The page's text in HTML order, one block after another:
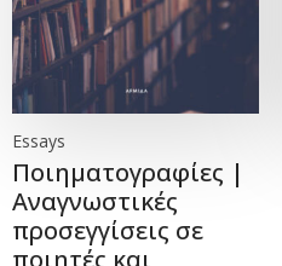
Essays
Ποιηματογραφίες |
Αναγνωστικές
προσεγγίσεις σε
ποιητές και